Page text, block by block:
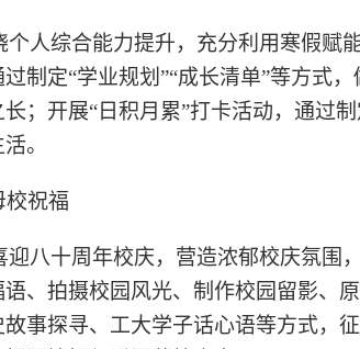
个人综合能力提升，充分利用寒假赋
制定“学业规划”“成长清单”等方式
；开展“日积月累”打卡活动，通过
。
校祝福
迎八十周年校庆，营造浓郁校庆氛围
、拍摄校园风光、制作校园留影、
事探寻、工大学子话心语等方式，